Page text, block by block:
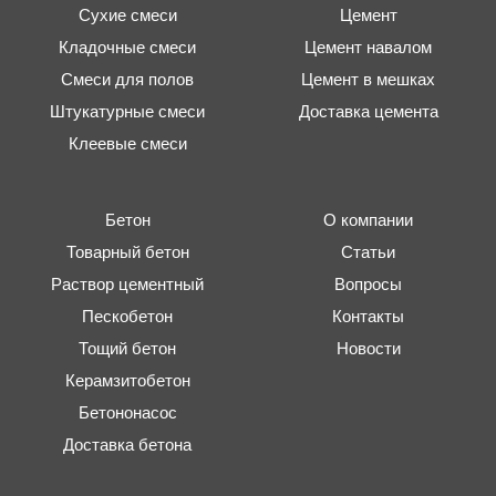
Сухие смеси
Кладочные смеси
Смеси для полов
Штукатурные смеси
Клеевые смеси
Цемент
Цемент навалом
Цемент в мешках
Доставка цемента
Бетон
Товарный бетон
Раствор цементный
Пескобетон
Тощий бетон
Керамзитобетон
Бетононасос
Доставка бетона
О компании
Статьи
Вопросы
Контакты
Новости